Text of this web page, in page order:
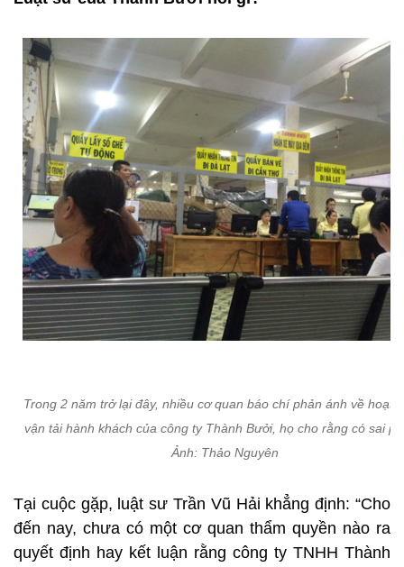
Trong 2 năm trở lại đây, nhiều cơ quan báo chí phản ánh về hoạt
vận tải hành khách của công ty Thành Bưởi, họ cho rằng có sai
Ảnh: Thảo Nguyên
Tại cuộc gặp, luật sư Trần Vũ Hải khẳng định: “Cho
đến nay, chưa có một cơ quan thẩm quyền nào ra
quyết định hay kết luận rằng công ty TNHH Thành